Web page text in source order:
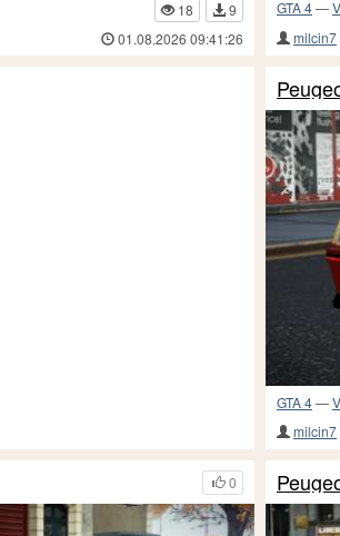
18
9
01.08.2026 09:41:26
GTA 4—
milcin7
GTA 4—
milcin7
0